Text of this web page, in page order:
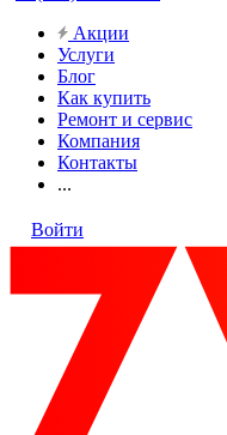
Акции
Услуги
Блог
Как купить
Ремонт и сервис
Компания
Контакты
...
Войти